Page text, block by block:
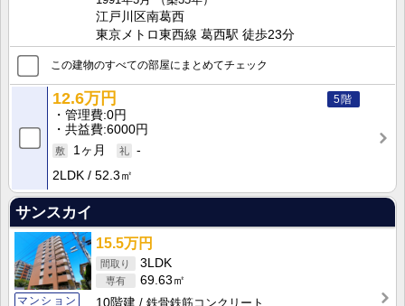
江戸川区南葛西
東京メトロ東西線 葛西駅 徒歩23分
この建物のすべての部屋にまとめてチェック
5階
12.6万円
管理費 0円
共益費 6000円
1ヶ月
-
2LDK
52.3㎡
サンスカイ
マンション
15.5万円
3LDK
69.63㎡
10階建
鉄骨鉄筋コンクリート